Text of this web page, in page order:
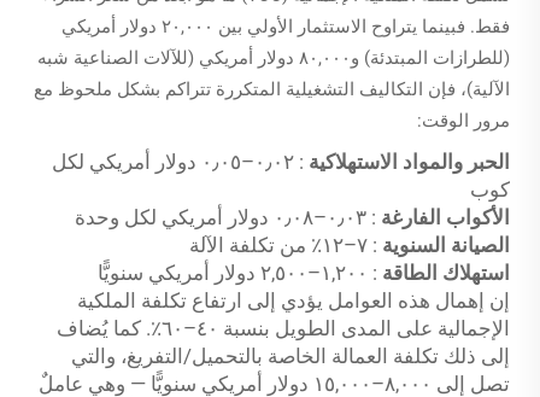
فقط. فبينما يتراوح الاستثمار الأولي بين ٢٠,٠٠٠ دولار أمريكي
(للطرازات المبتدئة) و٨٠,٠٠٠ دولار أمريكي (للآلات الصناعية شبه
الآلية)، فإن التكاليف التشغيلية المتكررة تتراكم بشكل ملحوظ مع
مرور الوقت:
الحبر والمواد الاستهلاكية
: ٠٫٠٢–٠٫٠٥ دولار أمريكي لكل
كوب
الأكواب الفارغة : ٠٫٠٣–٠٫٠٨ دولار أمريكي لكل وحدة
الصيانة السنوية : ٧–١٢٪ من تكلفة الآلة
استهلاك الطاقة : ١,٢٠٠–٢,٥٠٠ دولار أمريكي سنويًّا
إن إهمال هذه العوامل يؤدي إلى ارتفاع تكلفة الملكية
الإجمالية على المدى الطويل بنسبة ٤٠–٦٠٪. كما يُضاف
إلى ذلك تكلفة العمالة الخاصة بالتحميل/التفريغ، والتي
تصل إلى ٨,٠٠٠–١٥,٠٠٠ دولار أمريكي سنويًّا — وهي عاملٌ